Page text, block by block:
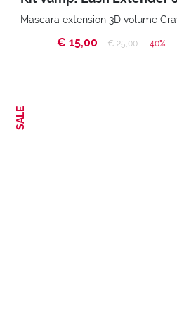
€ 15,00
Price reduced from
€ 25,00to -40%
SALE